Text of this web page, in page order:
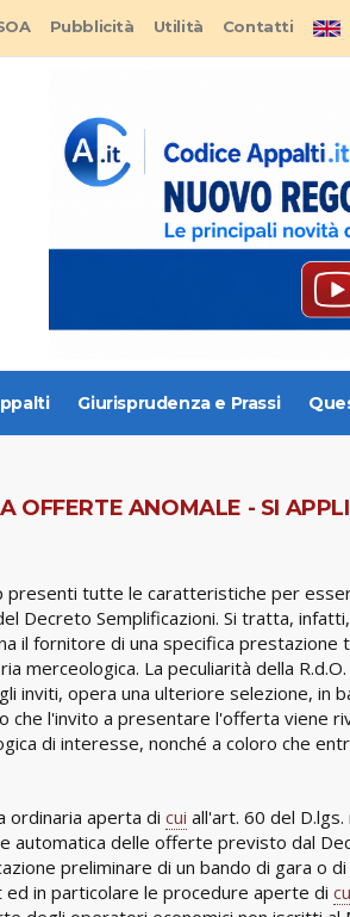
Pubblicità Utilità Contatti
Giurisprudenza e Prassi
OFFERTE ANOMALE - SI
presenti tutte le caratteristiche per
Decreto Semplificazioni. Si tratta,
il fornitore di una specifica prestazione
merceologica. La peculiarità della
inviti, opera una ulteriore selezione, in
che l'invito a presentare l'offerta viene
di interesse, nonché a coloro che
ordinaria aperta di cui all'art. 60 del
automatica delle offerte previsto dal
preliminare di un bando di gara o di
in particolare le procedure aperte di